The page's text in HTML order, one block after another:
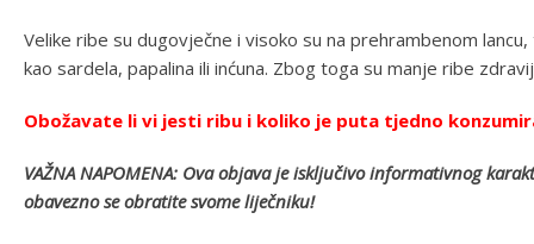
Velike ribe su dugovječne i visoko su na prehrambenom
kao sardela, papalina ili inćuna. Zbog toga su manje ribe
Obožavate li vi jesti ribu i koliko je puta tjedno
VAŽNA NAPOMENA: Ova objava je isključivo informativnog
obavezno se obratite svome liječniku!